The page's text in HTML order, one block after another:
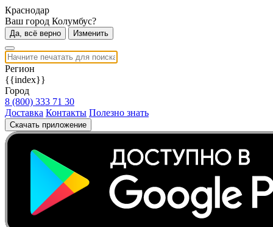
Краснодар
Ваш город Колумбус?
Да, всё верно Изменить
Регион
{{index}}
Город
8 (800) 333 71 30
Доставка Контакты Полезно знать
Скачать приложение